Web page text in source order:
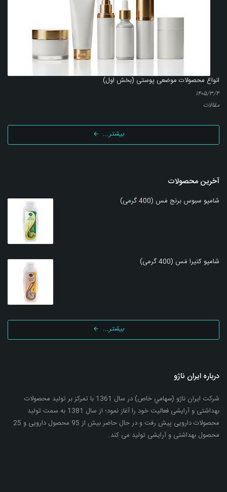
انواع محصولات موضعی پوستی (بخش اول)
۱۴۰۵/۳/۴
مقالات
بیشتر...
آخرین محصولات
شامپو سبوس برنج مَس (400 گرمی)
شامپو کتیرا مَس (400 گرمی)
بیشتر...
درباره ایران ناژو
شرکت ایران ناژو (سهامي خاص) در سال 1361 با تمرکز بر تولید محصولات
بهداشتی و آرایشی فعالیت خود را آغاز نمود؛ از سال 1381 به سمت تولید
محصولات دارویی پیش رفت و در حال حاضر بیش از 95 محصول دارویی و 25
محصول بهداشتی و آرایشی تولید می کند.